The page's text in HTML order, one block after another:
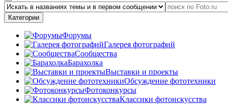
Категории
Форумы
Галерея фотографий
Сообщества
Барахолка
Выставки и проекты
Обсуждение фототехники
Фотоконкурсы
Классики фотоискусства